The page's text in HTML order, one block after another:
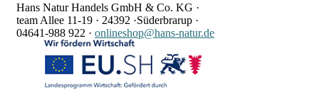
Hans Natur Handels GmbH & Co. KG ·
team Allee 11-19 · 24392 ·Süderbrarup ·
04641-988 922 · onlineshop@hans-natur.de